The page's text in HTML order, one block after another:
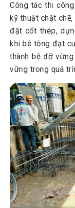
Công tác thi
kỹ thuật chặt
đặt cốt thép,
khi bê tông đạt
thành bệ đỡ
vững trong quá